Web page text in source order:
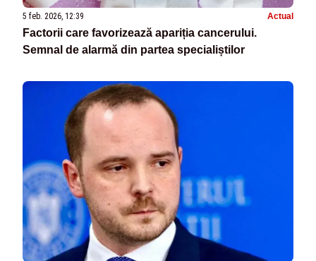
5 feb. 2026, 12:39 Actual
Factorii care favorizează apariția cancerului.
Semnal de alarmă din partea specialiștilor